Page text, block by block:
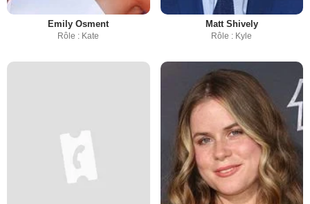
Emily Osment
Rôle : Kate
Matt Shively
Rôle : Kyle